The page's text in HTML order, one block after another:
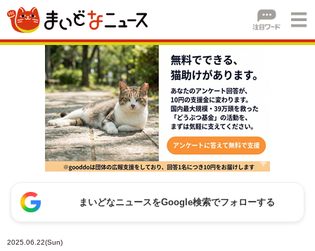
まいどなニュースをGoogle検索でフォローする
2025.06.22(Sun)